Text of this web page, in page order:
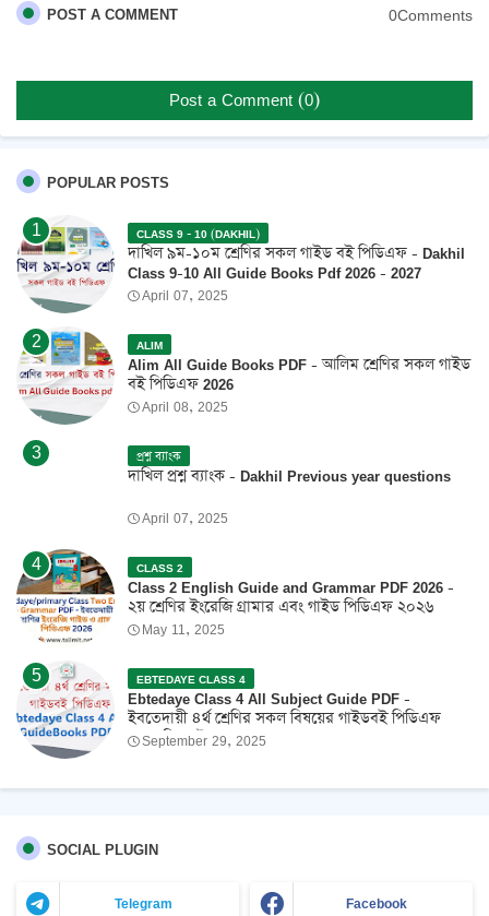
POST A COMMENT 0Comments
Post a Comment (0)
POPULAR POSTS
CLASS 9 - 10 (DAKHIL)
দাখিল ৯ম-১০ম শ্রেণির সকল গাইড বই পিডিএফ - Dakhil
Class 9-10 All Guide Books Pdf 2026 - 2027
April 07, 2025
ALIM
Alim All Guide Books PDF - আলিম শ্রেণির সকল গাইড
বই পিডিএফ 2026
April 08, 2025
প্রশ্ন ব্যাংক
দাখিল প্রশ্ন ব্যাংক - Dakhil Previous year questions
April 07, 2025
CLASS 2
Class 2 English Guide and Grammar PDF 2026 -
২য় শ্রেণির ইংরেজি গ্রামার এবং গাইড পিডিএফ ২০২৬
May 11, 2025
EBTEDAYE CLASS 4
Ebtedaye Class 4 All Subject Guide PDF -
ইবতেদায়ী ৪র্থ শ্রেণির সকল বিষয়ের গাইডবই পিডিএফ
2026 ফ্রি ডাউনলোড
September 29, 2025
SOCIAL PLUGIN
Telegram Facebook